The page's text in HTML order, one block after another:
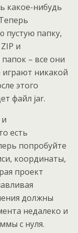
какое-нибудь
пустую папку,
и
папок – все они
никакой
этого
файл jar.
есть
попробуйте
координаты,
проект
должны
недалеко и
с нуля.